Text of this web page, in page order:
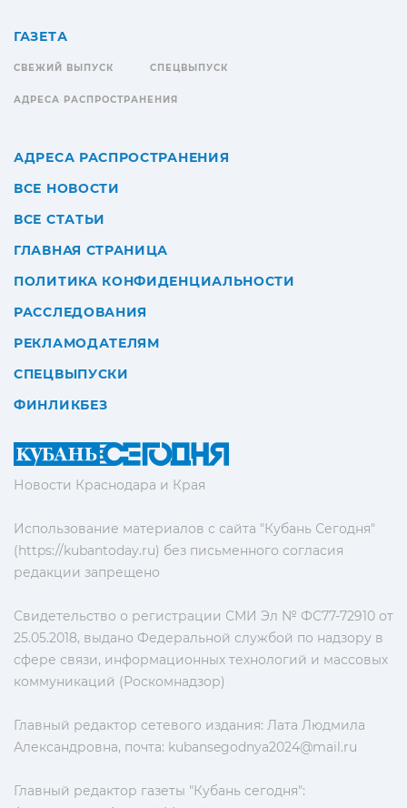
Новости Краснодара и Края
Использование материалов с сайта "Кубань Сегодня"
(https://kubantoday.ru) без письменного согласия
редакции запрещено
Свидетельство о регистрации СМИ Эл № ФС77-72910 от
25.05.2018, выдано Федеральной службой по надзору в
сфере связи, информационных технологий и массовых
коммуникаций (Роскомнадзор)
Главный редактор сетевого издания: Лата Людмила
Александровна, почта: kubansegodnya2024@mail.ru
Главный редактор газеты "Кубань сегодня":
ГАЗЕТА
СВЕЖИЙ ВЫПУСК СПЕЦВЫПУСК
АДРЕСА РАСПРОСТРАНЕНИЯ
АДРЕСА РАСПРОСТРАНЕНИЯ
ВСЕ НОВОСТИ
ВСЕ СТАТЬИ
ГЛАВНАЯ СТРАНИЦА
ПОЛИТИКА КОНФИДЕНЦИАЛЬНОСТИ
РАССЛЕДОВАНИЯ
РЕКЛАМОДАТЕЛЯМ
СПЕЦВЫПУСКИ
ФИНЛИКБЕЗ